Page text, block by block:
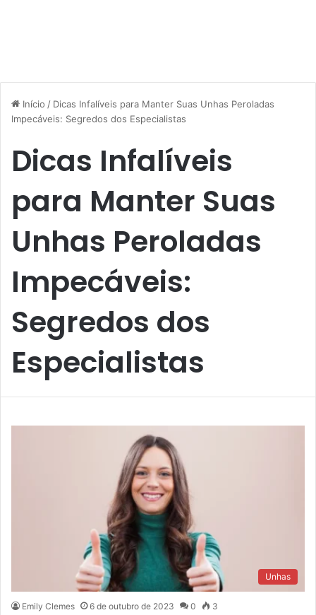
Início / Dicas Infalíveis para Manter Suas Unhas Peroladas
Impecáveis: Segredos dos Especialistas
Dicas Infalíveis
para Manter Suas
Unhas Peroladas
Impecáveis:
Segredos dos
Especialistas
Unhas
Emily Clemes 6 de outubro de 2023 0 3